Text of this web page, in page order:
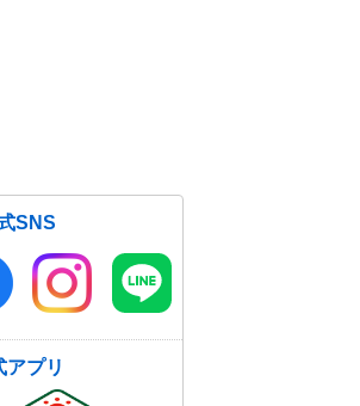
SNS
プリ